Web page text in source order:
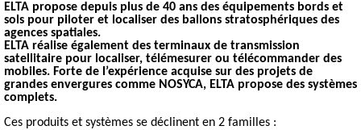
ELTA propose depuis plus de 40 ans des équipements bords et
sols pour piloter et localiser des ballons stratosphériques des
agences spatiales.
ELTA réalise également des terminaux de transmission
satellitaire pour localiser, télémesurer ou télécommander des
mobiles. Forte de l’expérience acquise sur des projets de
grandes envergures comme NOSYCA, ELTA propose des systèmes
complets.
Ces produits et systèmes se déclinent en 2 familles :